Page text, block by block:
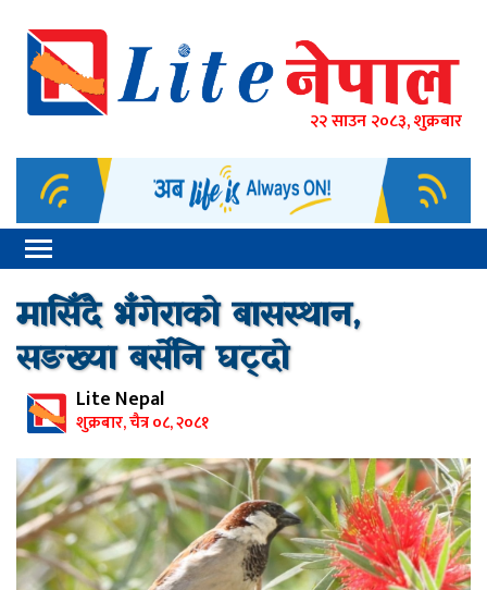
२२ साउन २०८३, शुक्रबार
मासिँदै भँगेराको बासस्थान,
सङख्या बर्सेनि घट्दो
Lite Nepal
शुक्रबार, चैत्र ०८, २०८१